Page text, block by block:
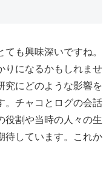
も興味深いですね。
りになるかもしれませ
究にどのような影響を
。チャコとログの会話
役割や当時の人々の生
待しています。これか